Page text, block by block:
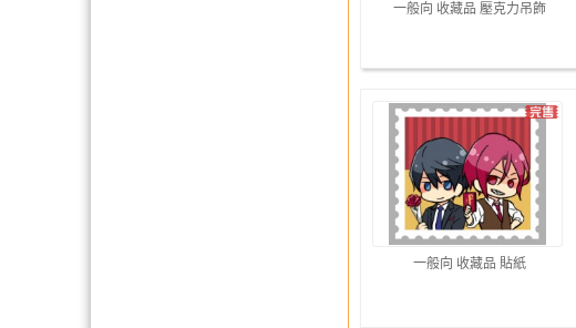
一般向 收藏品 壓克力吊飾
一般向 收藏品 貼紙